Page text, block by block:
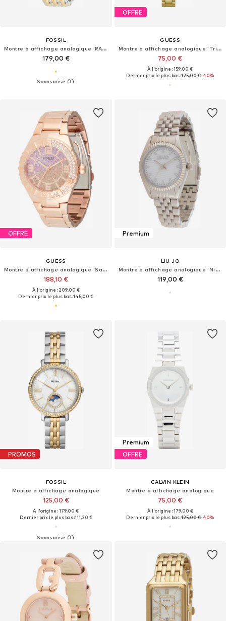
FOSSIL
Montre à affichage analogique 'RAQUEL'
179,00 €
OFFRE
GUESS
Montre à affichage analogique 'Tri Bellini'
75,00 €
À l'origine : 159,00 €
Dernier prix le plus bas :125,00 €-40%
OFFRE
GUESS
Montre à affichage analogique 'Sangria'
188,10 €
À l'origine : 209,00 €
Dernier prix le plus bas :145,00 €
Premium
LIU JO
Montre à affichage analogique 'Nirya'
119,00 €
PROMOS
FOSSIL
Montre à affichage analogique
125,00 €
À l'origine : 179,00 €
Dernier prix le plus bas :111,30 €
Premium
OFFRE
CALVIN KLEIN
Montre à affichage analogique
75,00 €
À l'origine : 179,00 €
Dernier prix le plus bas :125,00 €-40%